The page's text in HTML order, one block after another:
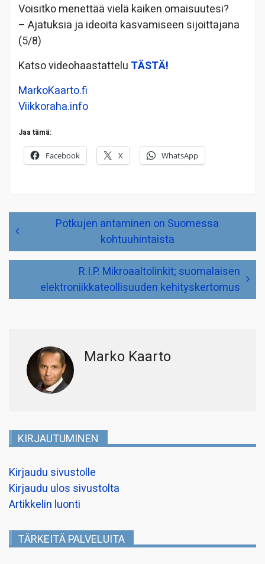
Voisitko menettää vielä kaiken omaisuutesi?
– Ajatuksia ja ideoita kasvamiseen sijoittajana
(5/8)
Katso videohaastattelu TÄSTÄ!
MarkoKaarto.fi
Viikkoraha.info
Jaa tämä:
Facebook X WhatsApp
selaus
Potkujen antaminen on Suomessa
kohtuuhintaista
R.I.P. Mikroaaltolinkit; suomalaisen
elektroniikkateollisuuden kehityskertomus
Marko Kaarto
KIRJAUTUMINEN
Kirjaudu sivustolle
Kirjaudu ulos sivustolta
Artikkelin luonti
TÄRKEITÄ PALVELUITA